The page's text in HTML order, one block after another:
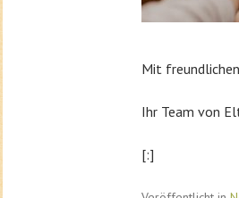
Mit
Ihr Team von
[:]